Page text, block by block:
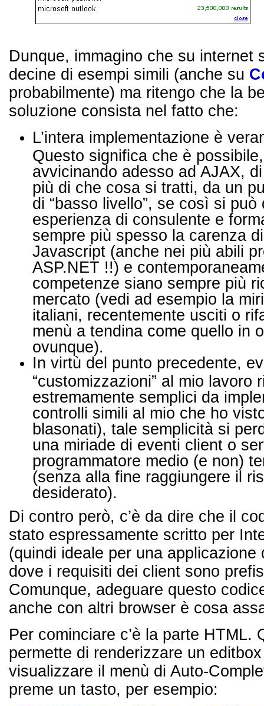
Dunque, immagino che su internet
decine di esempi simili (anche su
probabilmente) ma ritengo che la
soluzione consista nel fatto che:
L’intera implementazione è
Questo significa che è
avvicinando adesso ad AJAX,
più di che cosa si tratti, da un
di “basso livello”, se così si può
esperienza di consulente e
sempre più spesso la carenza
Javascript (anche nei più abili
ASP.NET !!) e
competenze siano sempre più
mercato (vedi ad esempio la
italiani, recentemente usciti o
menù a tendina come quello in
ovunque).
In virtù del punto precedente,
“customizzazioni” al mio lavoro
estremamente semplici da
controlli simili al mio che ho
blasonati), tale semplicità si
una miriade di eventi client o
programmatore medio (e non)
(senza alla fine raggiungere il
desiderato).
Di contro però, c’è da dire che il
stato espressamente scritto per
(quindi ideale per una applicazione
dove i requisiti dei client sono
Comunque, adeguare questo
anche con altri browser è cosa
Per cominciare c’è la parte HTML.
permette di renderizzare un
visualizzare il menù di Auto-
preme un tasto, per esempio: